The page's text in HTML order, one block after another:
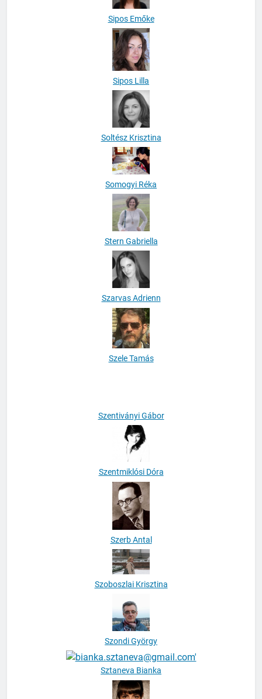
Sipos Emőke
Sipos Lilla
Soltész Krisztina
Somogyi Réka
Stern Gabriella
Szarvas Adrienn
Szele Tamás
Szentmiklósi Dóra
Szerb Antal
Szoboszlai Krisztina
Szondi György
Sztaneva Bianka